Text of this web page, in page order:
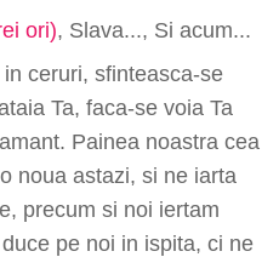
ori), Slava..., Si acum...
ceruri, sfinteasca-se
Ta, faca-se voia Ta
Painea noastra cea
noua astazi, si ne iarta
precum si noi iertam
pe noi in ispita, ci ne